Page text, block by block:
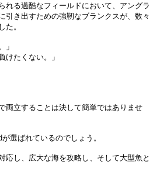
れる過酷なフィールドにおいて、アングラ
引き出すための強靭なブランクスが、数々
た。
」
けたくない。」
両立することは決して簡単ではありませ
選ばれているのでしょう。
応し、広大な海を攻略し、そして大型魚と